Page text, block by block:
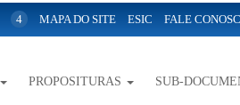
4 MAPA DO SITE ESIC FALE
PROPOSITURAS SUB-